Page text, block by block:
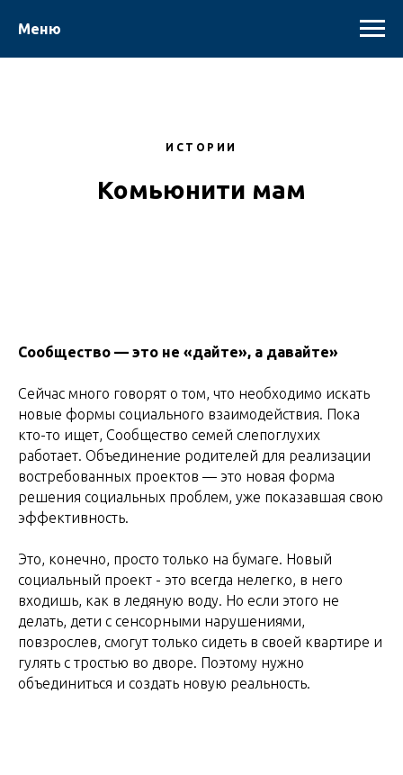
Меню
ИСТОРИИ
Комьюнити мам
Сообщество — это не «дайте», а давайте»
Сейчас много говорят о том, что необходимо искать
новые формы социального взаимодействия. Пока
кто-то ищет, Сообщество семей слепоглухих
работает. Объединение родителей для реализации
востребованных проектов — это новая форма
решения социальных проблем, уже показавшая свою
эффективность.
Это, конечно, просто только на бумаге. Новый
социальный проект - это всегда нелегко, в него
входишь, как в ледяную воду. Но если этого не
делать, дети с сенсорными нарушениями,
повзрослев, смогут только сидеть в своей квартире и
гулять с тростью во дворе. Поэтому нужно
объединиться и создать новую реальность.